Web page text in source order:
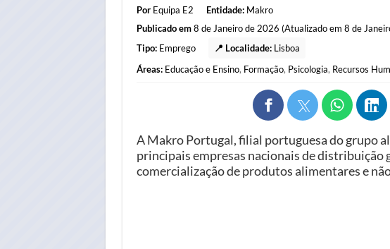
Por Equipa E2 Entidade: Makro
Publicado em8 de Janeiro de 2026 (Atualizado em 8 de
Tipo: Emprego 📍 Localidade: Lisboa
Áreas: Educação e Ensino, Formação, Psicologia, Recursos
A Makro Portugal, filial portuguesa do grupo
principais empresas nacionais de distribuição
comercialização de produtos alimentares e